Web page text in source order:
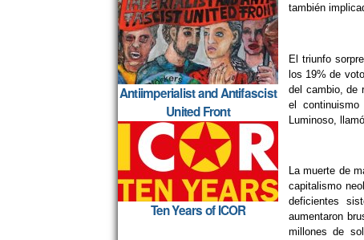
Antiimperialist and Antifascist
United Front
Ten Years of ICOR
también
El triunfo
los 19% de
del cambio, de
el
Luminoso,
La muerte de
capitalismo
deficientes
aumentaron
millones de